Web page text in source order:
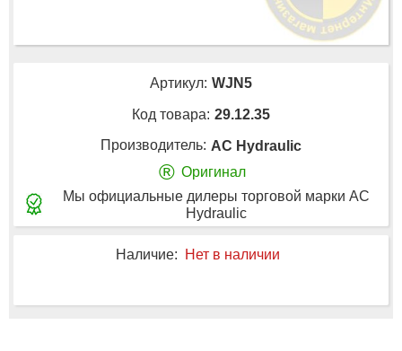
Артикул: WJN5
Код товара: 29.12.35
Производитель: AC Hydraulic
® Оригинал
Мы официальные дилеры торговой марки AC
Hydraulic
Наличие: Нет в наличии